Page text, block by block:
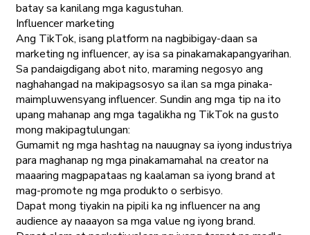
batay sa kanilang mga kagustuhan.
Influencer marketing
Ang TikTok, isang platform na nagbibigay-daan sa
marketing ng influencer, ay isa sa pinakamakapangyarihan.
Sa pandaigdigang abot nito, maraming negosyo ang
naghahangad na makipagsosyo sa ilan sa mga pinaka-
maimpluwensyang influencer. Sundin ang mga tip na ito
upang mahanap ang mga tagalikha ng TikTok na gusto
mong makipagtulungan:
Gumamit ng mga hashtag na nauugnay sa iyong industriya
para maghanap ng mga pinakamamahal na creator na
maaaring magpapataas ng kaalaman sa iyong brand at
mag-promote ng mga produkto o serbisyo.
Dapat mong tiyakin na pipili ka ng influencer na ang
audience ay naaayon sa mga value ng iyong brand.